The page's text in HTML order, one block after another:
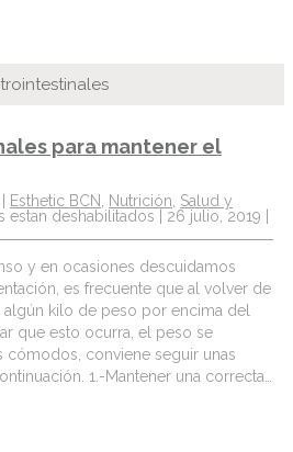
para mantener el
Esthetic BCN Nutrición Salud y
estan deshabilitados | 26 julio, 2019 |
y en ocasiones descuidamos
es frecuente que al volver de
algún kilo de peso por encima del
que esto ocurra, el peso se
cómodos, conviene seguir unas
1.-Mantener una correcta…